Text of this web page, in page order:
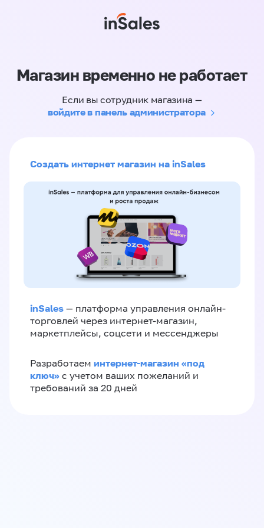
Магазин временно не работает
Если вы сотрудник магазина —
войдите в панель администратора
Создать интернет магазин на inSales
inSales — платформа управления онлайн-
торговлей через интернет-магазин,
маркетплейсы, соцсети и мессенджеры
Разработаем интернет-магазин «‎под
ключ»‎ с учетом ваших пожеланий и
требований за 20 дней